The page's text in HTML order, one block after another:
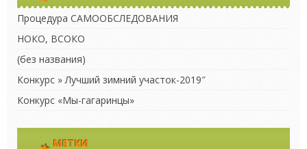
Процедура САМООБСЛЕДОВАНИЯ
НОКО, ВСОКО
(без названия)
Конкурс » Лучший зимний участок-2019″
Конкурс «Мы-гагаринцы»
МЕТКИ